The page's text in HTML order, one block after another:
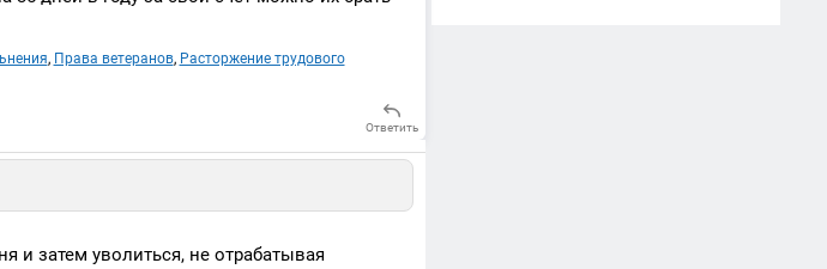
, Права ветеранов, Расторжение трудового
Ответить
и затем уволиться, не отрабатывая